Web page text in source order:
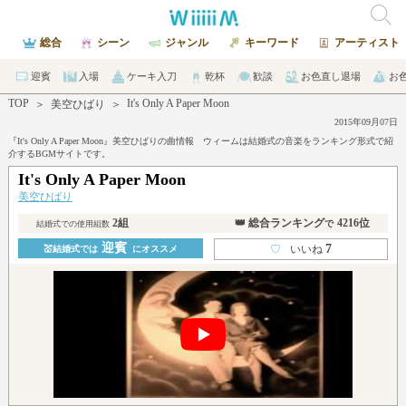
総合 シーン ジャンル キーワード アーティスト
迎賓 入場 ケーキ入刀 乾杯 歓談 お色直し退場 お
TOP ＞ 美空ひばり ＞ It's Only A Paper Moon
2015年09月07日
『It's Only A Paper Moon』美空ひばりの曲情報 ウィームは結婚式の音楽をランキング形式で紹
介するBGMサイトです。
It's Only A Paper Moon
美空ひばり
結婚式での使用組数2組 👑 総合ランキングで 4216位
💒結婚式では迎賓 にオススメ ♡ いいね7